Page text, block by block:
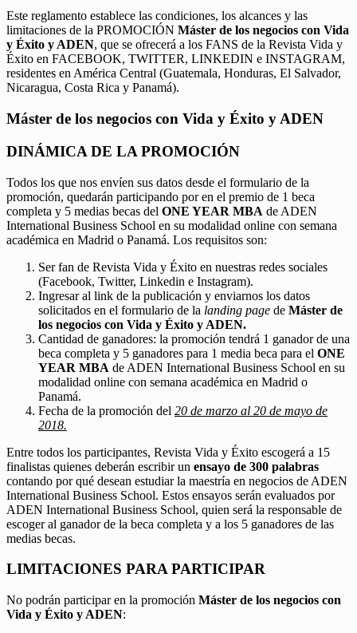
Este reglamento establece las condiciones, los alcances y las
limitaciones de la PROMOCIÓN Máster de los negocios con Vida
y Éxito y ADEN, que se ofrecerá a los FANS de la Revista Vida y
Éxito en FACEBOOK, TWITTER, LINKEDIN e INSTAGRAM,
residentes en América Central (Guatemala, Honduras, El Salvador,
Nicaragua, Costa Rica y Panamá).
Máster de los negocios con Vida y Éxito y ADEN
DINÁMICA DE LA PROMOCIÓN
Todos los que nos envíen sus datos desde el formulario de la
promoción, quedarán participando por en el premio de 1 beca
completa y 5 medias becas del ONE YEAR MBA de ADEN
International Business School en su modalidad online con semana
académica en Madrid o Panamá. Los requisitos son:
Ser fan de Revista Vida y Éxito en nuestras redes sociales
(Facebook, Twitter, Linkedin e Instagram).
Ingresar al link de la publicación y enviarnos los datos
solicitados en el formulario de la landing page de Máster de
los negocios con Vida y Éxito y ADEN.
Cantidad de ganadores: la promoción tendrá 1 ganador de una
beca completa y 5 ganadores para 1 media beca para el ONE
YEAR MBA de ADEN International Business School en su
modalidad online con semana académica en Madrid o
Panamá.
Fecha de la promoción del 20 de marzo al 20 de mayo de
2018.
Entre todos los participantes, Revista Vida y Éxito escogerá a 15
finalistas quienes deberán escribir un ensayo de 300 palabras
contando por qué desean estudiar la maestría en negocios de ADEN
International Business School. Estos ensayos serán evaluados por
ADEN International Business School, quien será la responsable de
escoger al ganador de la beca completa y a los 5 ganadores de las
medias becas.
LIMITACIONES PARA PARTICIPAR
No podrán participar en la promoción Máster de los negocios con
Vida y Éxito y ADEN: